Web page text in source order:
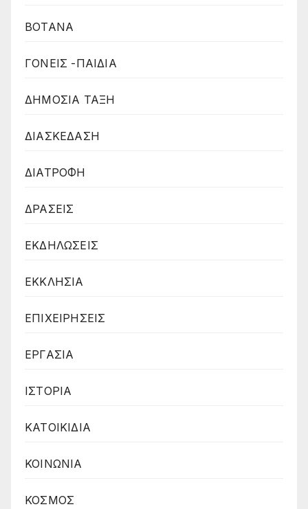
ΒΟΤΑΝΑ
ΓΟΝΕΙΣ -ΠΑΙΔΙΑ
ΔΗΜΟΣΙΑ ΤΑΞΗ
ΔΙΑΣΚΕΔΑΣΗ
ΔΙΑΤΡΟΦΗ
ΔΡΑΣΕΙΣ
ΕΚΔΗΛΩΣΕΙΣ
ΕΚΚΛΗΣΙΑ
ΕΠΙΧΕΙΡΗΣΕΙΣ
ΕΡΓΑΣΙΑ
ΙΣΤΟΡΙΑ
ΚΑΤΟΙΚΙΔΙΑ
ΚΟΙΝΩΝΙΑ
ΚΟΣΜΟΣ